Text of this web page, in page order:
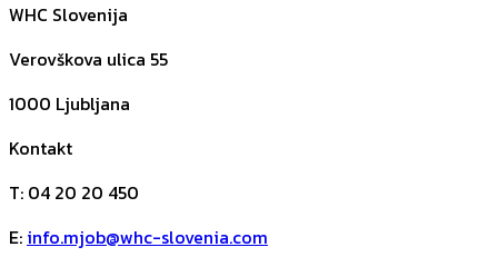
WHC Slovenija
Verovškova ulica 55
1000 Ljubljana
Kontakt
T: 04 20 20 450
E: info.mjob@whc-slovenia.com